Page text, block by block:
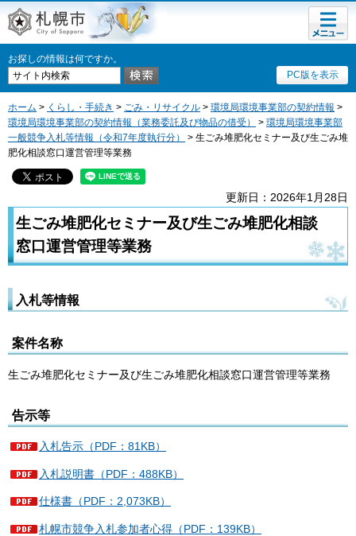
札幌市
お探しの情報は何ですか。
PC版を表示
メニュ
ー
ホーム > くらし・手続き > ごみ・リサイクル > 環境局環境事業部の契約情報 >
環境局環境事業部の契約情報（業務委託及び物品の借受）
> 環境局環境事業部
一般競争入札等情報（令和7年度執行分）
> 生ごみ堆肥化セミナー及び生ごみ堆
肥化相談窓口運営管理等業務
更新日：2026年1月28日
生ごみ堆肥化セミナー及び生ごみ堆肥化相談
窓口運営管理等業務
入札等情報
案件名称
生ごみ堆肥化セミナー及び生ごみ堆肥化相談窓口運営管理等業務
告示等
入札告示（PDF：81KB）
入札説明書（PDF：488KB）
仕様書（PDF：2,073KB）
札幌市競争入札参加者心得（PDF：139KB）